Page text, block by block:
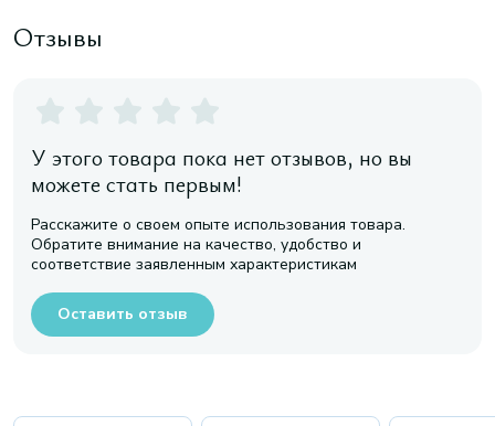
Отзывы
У этого товара пока нет отзывов, но вы
можете стать первым!
Расскажите о своем опыте использования товара.
Обратите внимание на качество, удобство и
соответствие заявленным характеристикам
Оставить отзыв